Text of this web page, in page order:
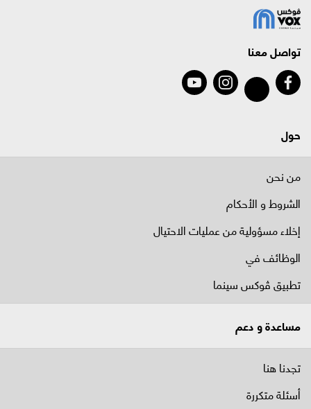
تواصل معنا
حول
من نحن
الشروط و الأحكام
إخلاء مسؤولية من عمليات الاحتيال
الوظائف في
تطبيق ڤوكس سينما
مساعدة و دعم
تجدنا هنا
أسئلة متكررة